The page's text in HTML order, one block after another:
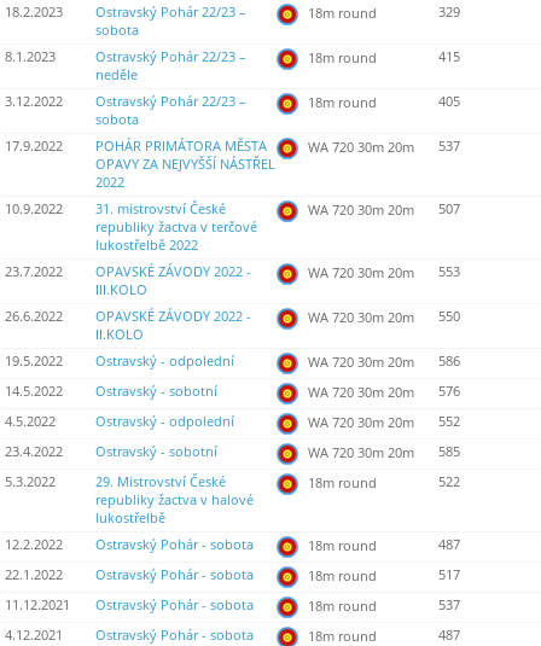
18.2.2023
Ostravský Pohár 22/23 –
sobota
18m round 329
8.1.2023
Ostravský Pohár 22/23 –
neděle
18m round 415
3.12.2022
Ostravský Pohár 22/23 –
sobota
18m round 405
17.9.2022
POHÁR PRIMÁTORA MĚSTA
OPAVY ZA NEJVYŠŠÍ NÁSTŘEL
2022
WA 720 30m 20m 537
10.9.2022
31. mistrovství České
republiky žactva v terčové
lukostřelbě 2022
WA 720 30m 20m 507
23.7.2022
OPAVSKÉ ZÁVODY 2022 -
III.KOLO
WA 720 30m 20m 553
26.6.2022
OPAVSKÉ ZÁVODY 2022 -
II.KOLO
WA 720 30m 20m 550
19.5.2022 Ostravský - odpolední WA 720 30m 20m
586
14.5.2022
Ostravský - sobotní WA 720 30m 20m
576
4.5.2022
Ostravský - odpolední WA 720 30m 20m
552
23.4.2022
Ostravský - sobotní WA 720 30m 20m
585
5.3.2022
29. Mistrovství České
republiky žactva v halové
lukostřelbě
18m round 522
12.2.2022 Ostravský Pohár - sobota 18m round
487
22.1.2022
Ostravský Pohár - sobota 18m round
517
11.12.2021
Ostravský Pohár - sobota 18m round
537
4.12.2021
Ostravský Pohár - sobota 18m round
487